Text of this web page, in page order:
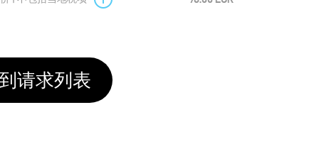
请求列表